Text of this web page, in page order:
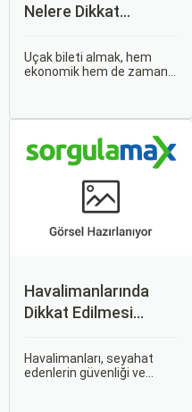
Nelere Dikkat
Uçak bileti almak, hem
ekonomik hem de zaman
makalede, uçak bileti
alırken dikkat etmeniz
gereken önemli noktaları
ele alacak ve Sorgulamax.
Havalimanlarında
Dikkat Edilmesi
Havalimanları, seyahat
edenlerin güvenliği ve